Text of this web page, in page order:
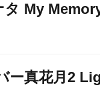
タ My
ー真花月2